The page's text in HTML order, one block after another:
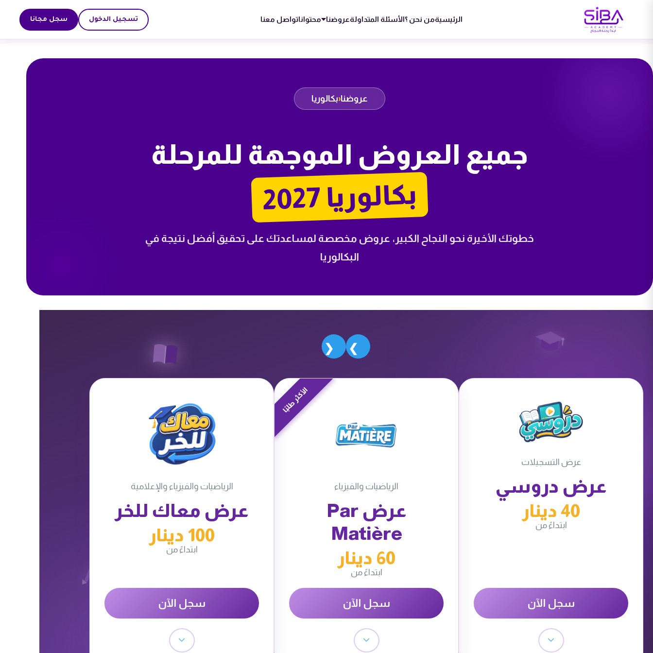
الرئيسيةمن نحن ؟الأسئلة المتداولةعروضنا محتواناتواصل معنا تسجيل الدخول سجل مجانا
عروضنا‹بكالوريا
جميع العروض الموجهة للمرحلة
بكالوريا 2027
خطوتك الأخيرة نحو النجاح الكبير، عروض مخصصة لمساعدتك على تحقيق أفضل نتيجة في
البكالوريا
❯
❮
عرض التسجيلات
عرض دروسي
40 دينار
ابتداءً من
سجل الآن
الأكثر طلبًا
الرياضيات والفيزياء
عرض Par
Matière
60 دينار
ابتداءً من
سجل الآن
الرياضيات والفيزياء والإعلامية
عرض معاك للخر
100 دينار
ابتداءً من
سجل الآن